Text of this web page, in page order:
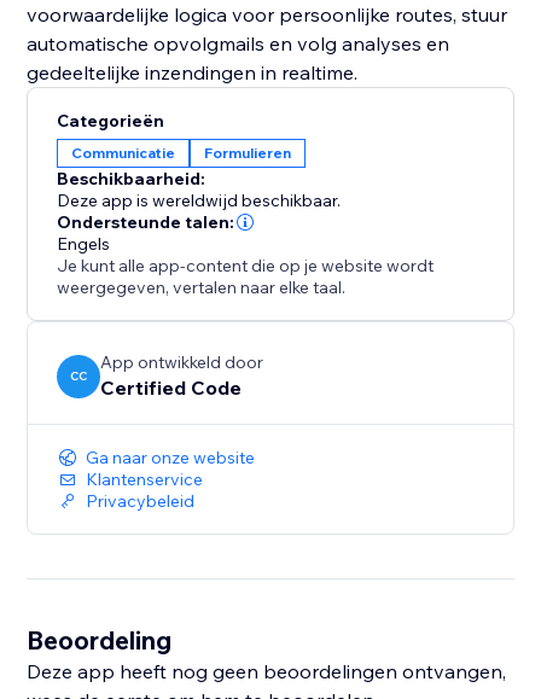
voorwaardelijke logica voor persoonlijke routes, stuur
automatische opvolgmails en volg analyses en
gedeeltelijke inzendingen in realtime.
Categorieën
Communicatie Formulieren
Beschikbaarheid:
Deze app is wereldwijd beschikbaar.
Ondersteunde talen:
Engels
Je kunt alle app-content die op je website wordt
weergegeven, vertalen naar elke taal.
CC
App ontwikkeld door
Certified Code
Ga naar onze website
Klantenservice
Privacybeleid
Beoordeling
Deze app heeft nog geen beoordelingen ontvangen,